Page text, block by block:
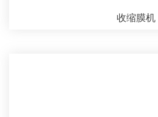
收缩膜机